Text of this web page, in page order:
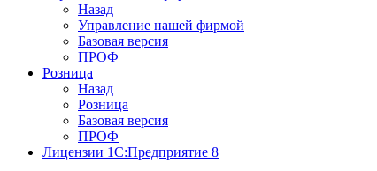
Назад
Управление нашей фирмой
Базовая версия
ПРОФ
Розница
Назад
Розница
Базовая версия
ПРОФ
Лицензии 1С:Предприятие 8